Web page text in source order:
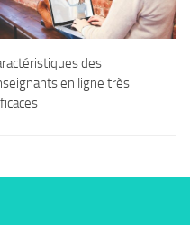
des
en ligne très